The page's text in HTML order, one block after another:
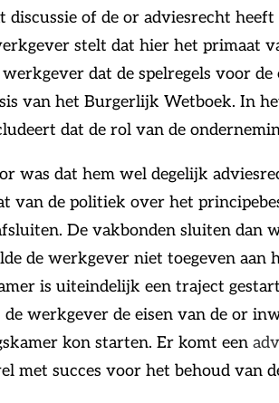
discussie of de or adviesrecht
stelt dat hier het primaat
dat de spelregels voor
van het Burgerlijk Wetboek. In
dat de rol van de
was dat hem wel degelijk
van de politiek over het
De vakbonden sluiten dan
de werkgever niet toegeven aan
is uiteindelijk een traject
werkgever de eisen van de or
kon starten. Er komt een
met succes voor het behoud van